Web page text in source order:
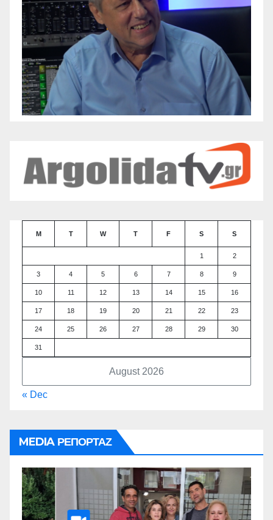
August 2026
M T W T F S S
1 2
3 4 5 6 7 8 9
10 11 12 13 14 15 16
17 18 19 20 21 22 23
24 25 26 27 28 29 30
31
« Dec
MEDIA ΡΕΠΟΡΤΑΖ